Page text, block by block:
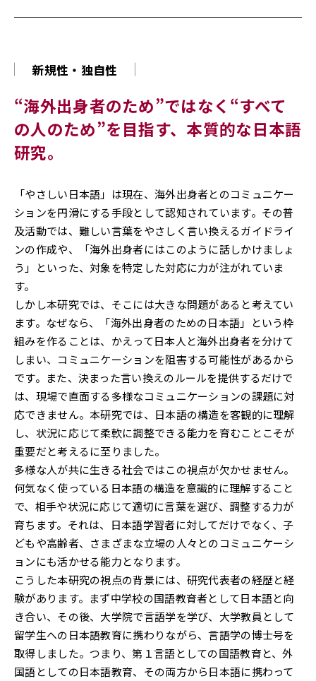
新規性・独自性
“海外出身者のため”ではなく“すべて
の人のため”を目指す、本質的な日本語
研究。
「やさしい日本語」は現在、海外出身者とのコミュニケー
ションを円滑にする手段として認知されています。その普
及活動では、難しい言葉をやさしく言い換えるガイドライ
ンの作成や、「海外出身者にはこのように話しかけましょ
う」といった、対象を特定した対応に力が注がれていま
す。
しかし本研究では、そこには大きな問題があると考えてい
ます。なぜなら、「海外出身者のための日本語」という枠
組みを作ることは、かえって日本人と海外出身者を分けて
しまい、コミュニケーションを阻害する可能性があるから
です。また、決まった言い換えのルールを提供するだけで
は、現場で直面する多様なコミュニケーションの課題に対
応できません。本研究では、日本語の構造を客観的に理解
し、状況に応じて柔軟に調整できる能力を育むことこそが
重要だと考えるに至りました。
多様な人が共に生きる社会ではこの視点が欠かせません。
何気なく使っている日本語の構造を意識的に理解すること
で、相手や状況に応じて適切に言葉を選び、調整する力が
育ちます。それは、日本語学習者に対してだけでなく、子
どもや高齢者、さまざまな立場の人々とのコミュニケーシ
ョンにも活かせる能力となります。
こうした本研究の視点の背景には、研究代表者の経歴と経
験があります。まず中学校の国語教育者として日本語と向
き合い、その後、大学院で言語学を学び、大学教員として
留学生への日本語教育に携わりながら、言語学の博士号を
取得しました。つまり、第１言語としての国語教育と、外
国語としての日本語教育、その両方から日本語に携わって